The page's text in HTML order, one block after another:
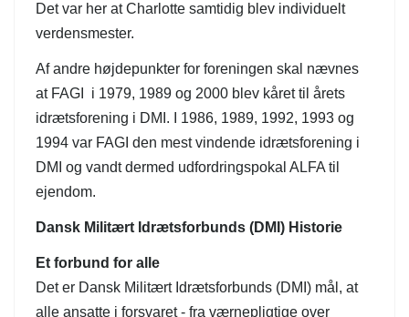
Det var her at Charlotte samtidig blev individuelt
verdensmester.
Af andre højdepunkter for foreningen skal nævnes
at FAGI i 1979, 1989 og 2000 blev kåret til årets
idrætsforening i DMI. I 1986, 1989, 1992, 1993 og
1994 var FAGI den mest vindende idrætsforening i
DMI og vandt dermed udfordringspokal ALFA til
ejendom.
Dansk Militært Idrætsforbunds (DMI) Historie
Et forbund for alle
Det er Dansk Militært Idrætsforbunds (DMI) mål, at
alle ansatte i forsvaret - fra værnepligtige over